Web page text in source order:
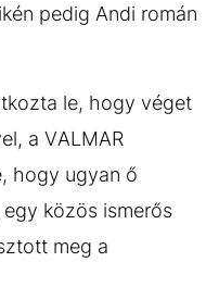
pedig Andi román
le, hogy véget
a VALMAR
hogy ugyan ő
közös ismerős
meg a